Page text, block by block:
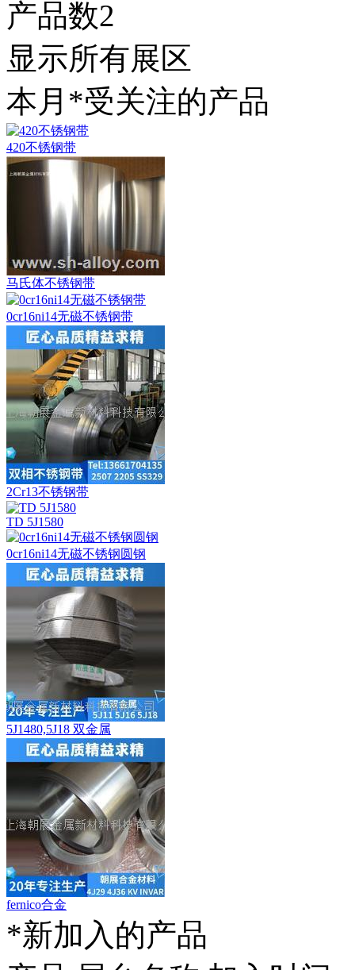
产品数2
显示所有展区
本月*受关注的产品
420不锈钢带
马氏体不锈钢带
0cr16ni14无磁不锈钢带
2Cr13不锈钢带
TD 5J1580
0cr16ni14无磁不锈钢圆钢
5J1480,5J18 双金属
fernico合金
*新加入的产品